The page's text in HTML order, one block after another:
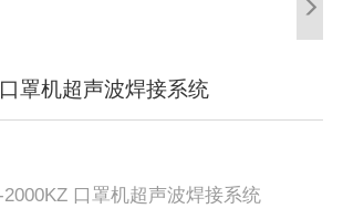
罩机超声波焊接系统
口罩机超声波焊接系统